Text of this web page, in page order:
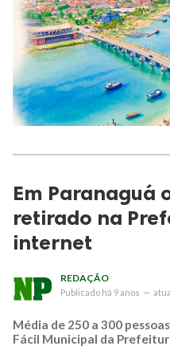
Em Paranaguá
retirado na
internet
REDAÇÃO
Publicado há 9 anos —
Média de 250 a 300
Fácil Municipal da